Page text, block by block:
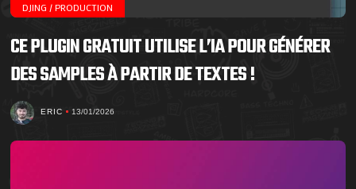
DJING / PRODUCTION
CE PLUGIN GRATUIT UTILISE L’IA POUR GÉNÉRER
DES SAMPLES À PARTIR DE TEXTES !
ERIC 13/01/2026